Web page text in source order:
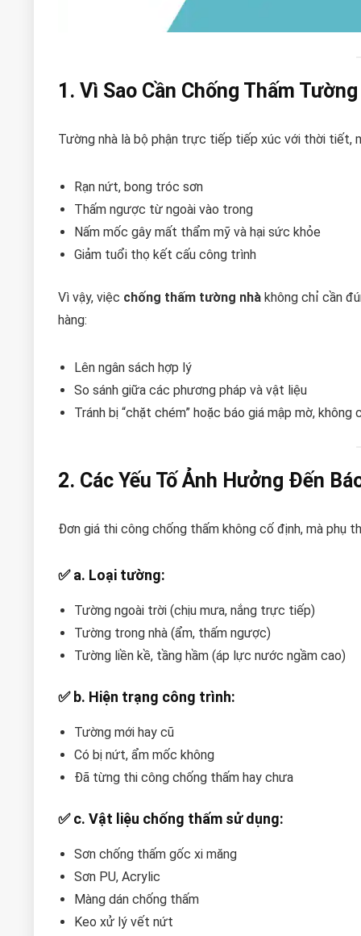
1. Vì Sao Cần Chống Thấm
Tường nhà là bộ phận trực tiếp tiếp xúc với thời tiết,
Rạn nứt, bong tróc sơn
Thấm ngược từ ngoài vào trong
Nấm mốc gây mất thẩm mỹ và hại sức khỏe
Giảm tuổi thọ kết cấu công trình
Vì vậy, việc chống thấm tường nhà không chỉ cần
hàng:
Lên ngân sách hợp lý
So sánh giữa các phương pháp và vật liệu
Tránh bị “chặt chém” hoặc báo giá mập mờ, không
2. Các Yếu Tố Ảnh Hưởng Đến
Đơn giá thi công chống thấm không cố định, mà phụ
✅ a. Loại tường:
Tường ngoài trời (chịu mưa, nắng trực tiếp)
Tường trong nhà (ẩm, thấm ngược)
Tường liền kề, tầng hầm (áp lực nước ngầm cao)
✅ b. Hiện trạng công trình:
Tường mới hay cũ
Có bị nứt, ẩm mốc không
Đã từng thi công chống thấm hay chưa
✅ c. Vật liệu chống thấm sử dụng:
Sơn chống thấm gốc xi măng
Sơn PU, Acrylic
Màng dán chống thấm
Keo xử lý vết nứt